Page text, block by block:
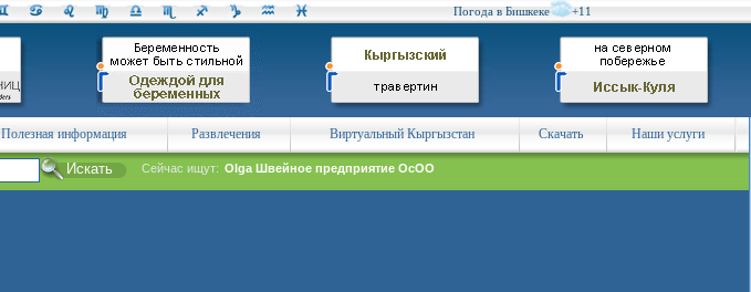
Погода в Бишкеке +11
Полезная информация Развлечения Виртуальный Кыргызстан Скачать Наши услуги
Сейчас ищут: Olga Швейное предприятие ОсОО